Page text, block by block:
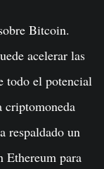
Bitcoin.
acelerar las
todo el potencial
criptomoneda
respaldado un
Ethereum para